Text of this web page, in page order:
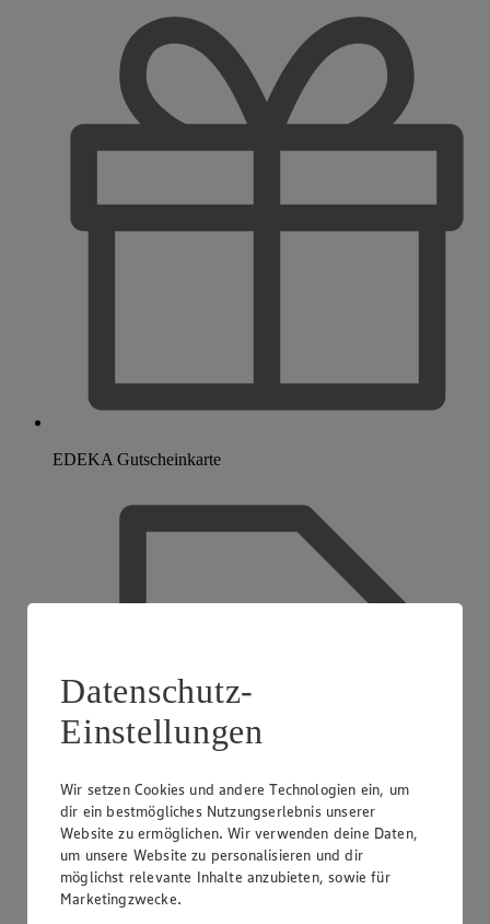
EDEKA Gutscheinkarte
Datenschutz-
Einstellungen
Wir setzen Cookies und andere Technologien ein, um
dir ein bestmögliches Nutzungserlebnis unserer
Website zu ermöglichen. Wir verwenden deine Daten,
um unsere Website zu personalisieren und dir
möglichst relevante Inhalte anzubieten, sowie für
Marketingzwecke.